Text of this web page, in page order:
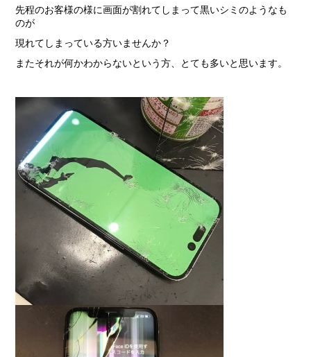
先程のお客様の様に画面が割れてしまって黒いシミのようなも
のが
現れてしまっている方いませんか？
またそれが何かわからないという方、とても多いと思います。